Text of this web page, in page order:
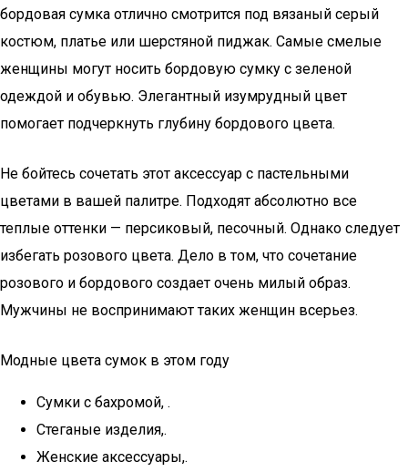
бордовая сумка отлично смотрится под вязаный серый
костюм, платье или шерстяной пиджак. Самые смелые
женщины могут носить бордовую сумку с зеленой
одеждой и обувью. Элегантный изумрудный цвет
помогает подчеркнуть глубину бордового цвета.
Не бойтесь сочетать этот аксессуар с пастельными
цветами в вашей палитре. Подходят абсолютно все
теплые оттенки — персиковый, песочный. Однако следует
избегать розового цвета. Дело в том, что сочетание
розового и бордового создает очень милый образ.
Мужчины не воспринимают таких женщин всерьез.
Модные цвета сумок в этом году
Сумки с бахромой, .
Стеганые изделия,.
Женские аксессуары,.